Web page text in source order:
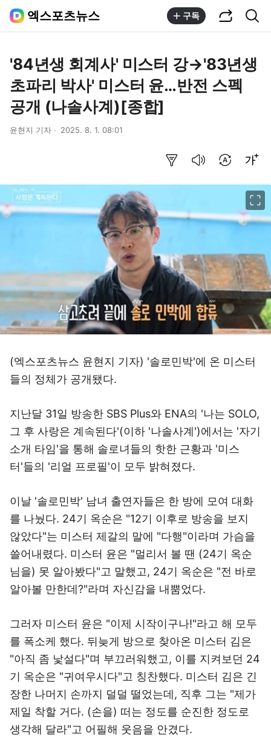
엑스포츠뉴스 구독
'84년생 회계사' 미스터 강→'83년생
초파리 박사' 미스터 윤…반전 스펙
공개 (나솔사계)[종합]
윤현지 기자 2025. 8. 1. 08:01
(엑스포츠뉴스 윤현지 기자) '솔로민박'에 온 미스터
들의 정체가 공개됐다.
지난달 31일 방송한 SBS Plus와 ENA의 '나는 SOLO,
그 후 사랑은 계속된다'(이하 '나솔사계')에서는 '자기
소개 타임'을 통해 솔로녀들의 핫한 근황과 '미스
터'들의 '리얼 프로필'이 모두 밝혀졌다.
이날 '솔로민박' 남녀 출연자들은 한 방에 모여 대화
를 나눴다. 24기 옥순은 "12기 이후로 방송을 보지
않았다"는 미스터 제갈의 말에 "다행"이라며 가슴을
쓸어내렸다. 미스터 윤은 "멀리서 볼 땐 (24기 옥순
님을) 못 알아봤다"고 말했고, 24기 옥순은 "전 바로
알아볼 만한데?"라며 자신감을 내뿜었다.
그러자 미스터 윤은 "이제 시작이구나!"라고 해 모두
를 폭소케 했다. 뒤늦게 방으로 찾아온 미스터 김은
"아직 좀 낯설다"며 부끄러워했고, 이를 지켜보던 24
기 옥순은 "귀여우시다"고 칭찬했다. 미스터 김은 긴
장한 나머지 손까지 덜덜 떨었는데, 직후 그는 "제가
제일 착할 거다. (손을) 떠는 정도를 순진한 정도로
생각해 달라"고 어필해 웃음을 안겼다.